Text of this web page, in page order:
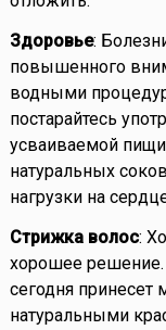
Здоровье:
повышенного
водными
постарайтесь
усваиваемой
натуральных
нагрузки на
Стрижка волос:
хорошее решение.
сегодня принесет
натуральными